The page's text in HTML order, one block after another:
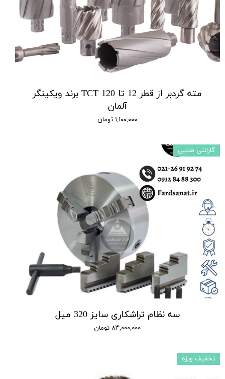
مته گردبر از قطر 12 تا 120 TCT برند ویکینگر
آلمان
۱,۱۰۰,۰۰۰ تومان
سه نظام تراشکاری سایز 320 میل
۸۳,۰۰۰,۰۰۰ تومان
گارانتی طلایی
تخفیف ویژه